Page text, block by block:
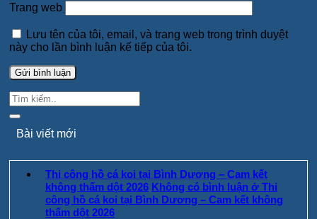
Trang web
Lưu tên của tôi, email, và trang web trong trình duyệt
này cho lần bình luận kế tiếp của tôi.
Bài viết mới
Thi công hồ cá koi tại Bình Dương – Cam kết
không thấm dột 2026 Không có bình luận ở Thi
công hồ cá koi tại Bình Dương – Cam kết không
thấm dột 2026